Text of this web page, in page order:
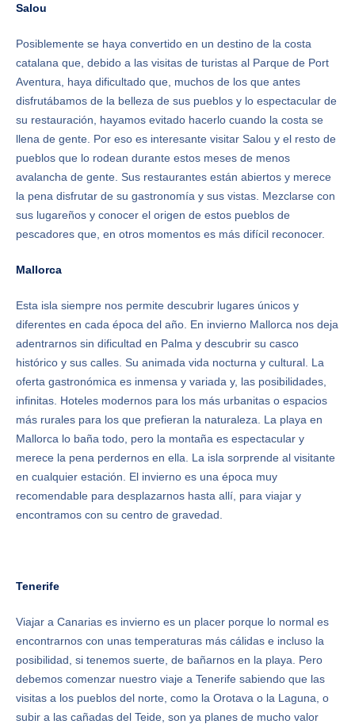
Salou
Posiblemente se haya convertido en un destino de la costa
catalana que, debido a las visitas de turistas al Parque de Port
Aventura, haya dificultado que, muchos de los que antes
disfrutábamos de la belleza de sus pueblos y lo espectacular de
su restauración, hayamos evitado hacerlo cuando la costa se
llena de gente. Por eso es interesante visitar Salou y el resto de
pueblos que lo rodean durante estos meses de menos
avalancha de gente. Sus restaurantes están abiertos y merece
la pena disfrutar de su gastronomía y sus vistas. Mezclarse con
sus lugareños y conocer el origen de estos pueblos de
pescadores que, en otros momentos es más difícil reconocer.
Mallorca
Esta isla siempre nos permite descubrir lugares únicos y
diferentes en cada época del año. En invierno Mallorca nos deja
adentrarnos sin dificultad en Palma y descubrir su casco
histórico y sus calles. Su animada vida nocturna y cultural. La
oferta gastronómica es inmensa y variada y, las posibilidades,
infinitas. Hoteles modernos para los más urbanitas o espacios
más rurales para los que prefieran la naturaleza. La playa en
Mallorca lo baña todo, pero la montaña es espectacular y
merece la pena perdernos en ella. La isla sorprende al visitante
en cualquier estación. El invierno es una época muy
recomendable para desplazarnos hasta allí, para viajar y
encontramos con su centro de gravedad.
Tenerife
Viajar a Canarias es invierno es un placer porque lo normal es
encontrarnos con unas temperaturas más cálidas e incluso la
posibilidad, si tenemos suerte, de bañarnos en la playa. Pero
debemos comenzar nuestro viaje a Tenerife sabiendo que las
visitas a los pueblos del norte, como la Orotava o la Laguna, o
subir a las cañadas del Teide, son ya planes de mucho valor